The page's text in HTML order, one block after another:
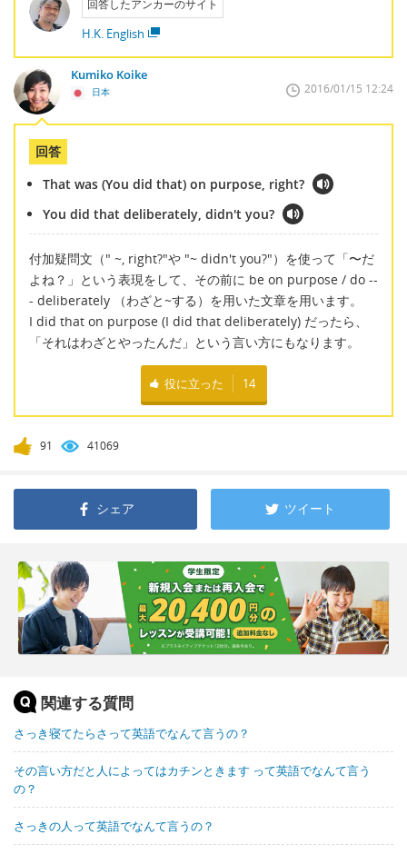
回答したアンカーのサイト
H.K. English
Kumiko Koike
日本 2016/01/15 12:24
回答
That was (You did that) on purpose, right?
You did that deliberately, didn't you?
付加疑問文（" ~, right?"や "~ didn't you?"）を使って「〜だ
よね？」という表現をして、その前に be on purpose / do --
- deliberately （わざと~する）を用いた文章を用います。
I did that on purpose (I did that deliberately) だったら、
「それはわざとやったんだ」という言い方にもなります。
役に立った 14
91 41069
シェア ツイート
関連する質問
さっき寝てたらさって英語でなんて言うの？
その言い方だと人によってはカチンときます って英語でなんて言う
の？
さっきの人って英語でなんて言うの？